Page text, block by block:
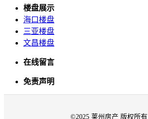
楼盘展示
海口楼盘
三亚楼盘
文昌楼盘
在线留言
免责声明
©2025 莱州房产 版权所有